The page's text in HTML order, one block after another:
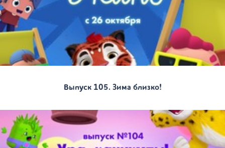
Выпуск 105. Зима близко!